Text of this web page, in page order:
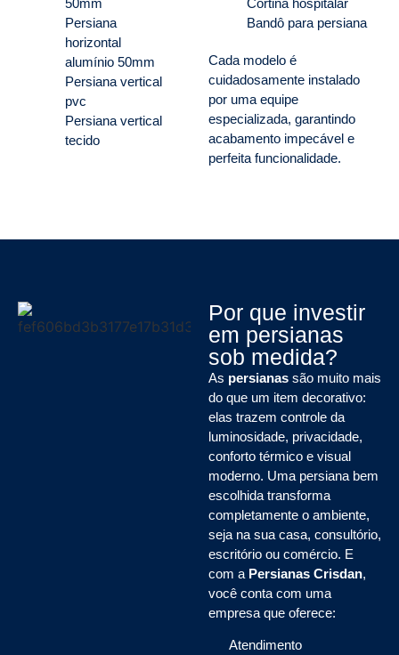
50mm
Persiana
horizontal
alumínio 50mm
Persiana vertical
pvc
Persiana vertical
tecido
Cortina hospitalar
Bandô para persiana
Cada modelo é
cuidadosamente instalado
por uma equipe
especializada, garantindo
acabamento impecável e
perfeita funcionalidade.
Por que investir
em persianas
sob medida?
As persianas são muito mais
do que um item decorativo:
elas trazem controle da
luminosidade, privacidade,
conforto térmico e visual
moderno. Uma persiana bem
escolhida transforma
completamente o ambiente,
seja na sua casa, consultório,
escritório ou comércio. E
com a Persianas Crisdan,
você conta com uma
empresa que oferece:
Atendimento